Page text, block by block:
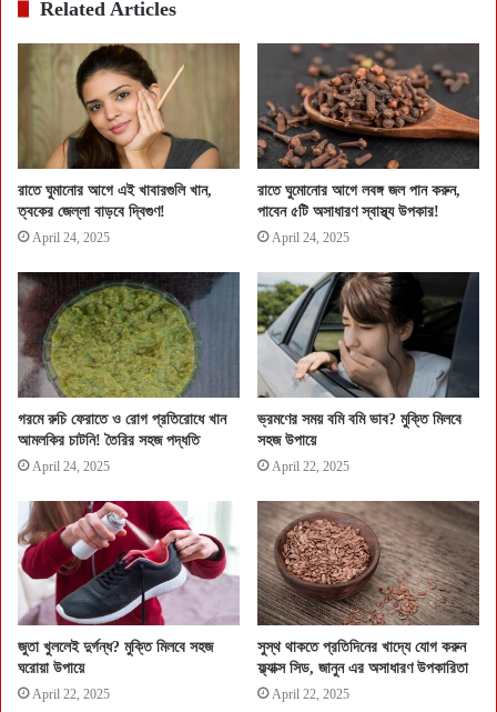
Related Articles
রাতে ঘুমানোর আগে এই খাবারগুলি খান,
ত্বকের জেল্লা বাড়বে দ্বিগুণ!
April 24, 2025
রাতে ঘুমোনোর আগে লবঙ্গ জল পান করুন,
পাবেন ৫টি অসাধারণ স্বাস্থ্য উপকার!
April 24, 2025
গরমে রুচি ফেরাতে ও রোগ প্রতিরোধে খান
আমলকির চাটনি! তৈরির সহজ পদ্ধতি
April 24, 2025
ভ্রমণের সময় বমি বমি ভাব? মুক্তি মিলবে
সহজ উপায়ে
April 22, 2025
জুতা খুললেই দুর্গন্ধ? মুক্তি মিলবে সহজ
ঘরোয়া উপায়ে
April 22, 2025
সুস্থ থাকতে প্রতিদিনের খাদ্যে যোগ করুন
ফ্ল্যাক্স সিড, জানুন এর অসাধারণ উপকারিতা
April 22, 2025